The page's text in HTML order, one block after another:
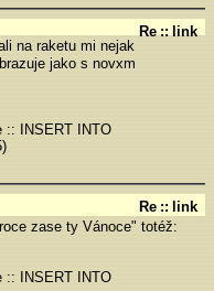
Re :: link
na raketu mi nejak
jako s novxm
:: INSERT INTO
Re :: link
zase ty Vánoce" totéž:
:: INSERT INTO